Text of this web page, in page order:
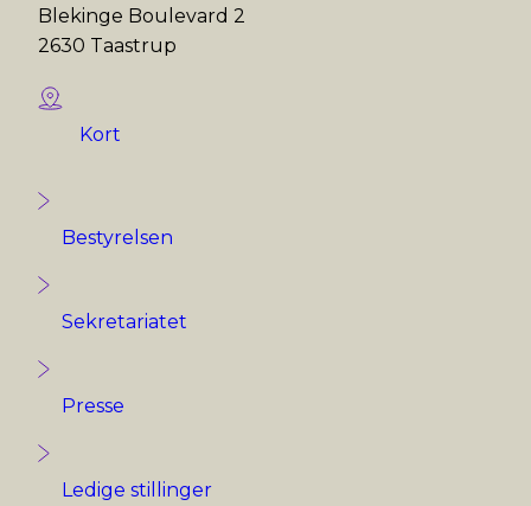
Blekinge Boulevard 2
2630 Taastrup
Kort
Bestyrelsen
Sekretariatet
Presse
Ledige stillinger